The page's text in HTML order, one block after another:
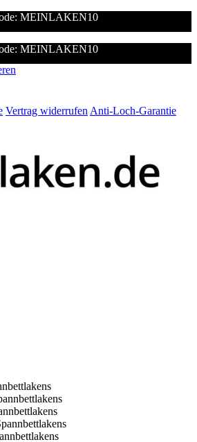
MEINLAKEN10
MEINLAKEN10
Vertrag widerrufen Anti-Loch-Garantie